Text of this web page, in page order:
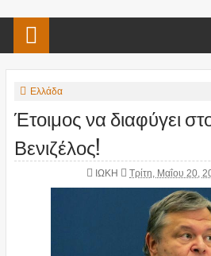
Ελλάδα
Έτοιμος να διαφύγει
Βενιζέλος!
ΙΩΚΗ Τρίτη, Μαΐου 20,